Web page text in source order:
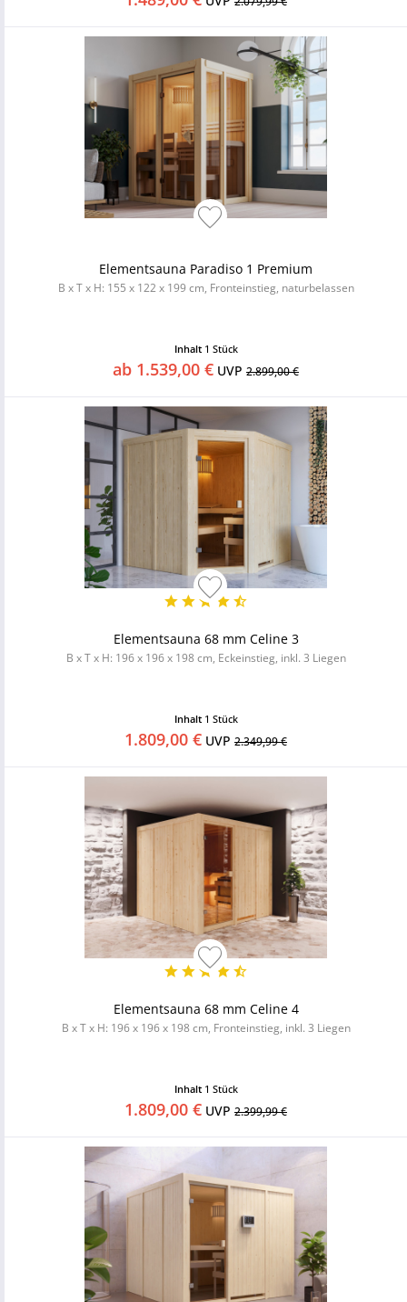
Elementsauna Paradiso 1 Premium
B x T x H: 155 x 122 x 199 cm, Fronteinstieg, naturbelassen
Inhalt 1 Stück
ab 1.539,00 € UVP 2.899,00 €
Elementsauna 68 mm Celine 3
B x T x H: 196 x 196 x 198 cm, Eckeinstieg, inkl. 3 Liegen
Inhalt 1 Stück
1.809,00 € UVP 2.349,99 €
Elementsauna 68 mm Celine 4
B x T x H: 196 x 196 x 198 cm, Fronteinstieg, inkl. 3 Liegen
Inhalt 1 Stück
1.809,00 € UVP 2.399,99 €